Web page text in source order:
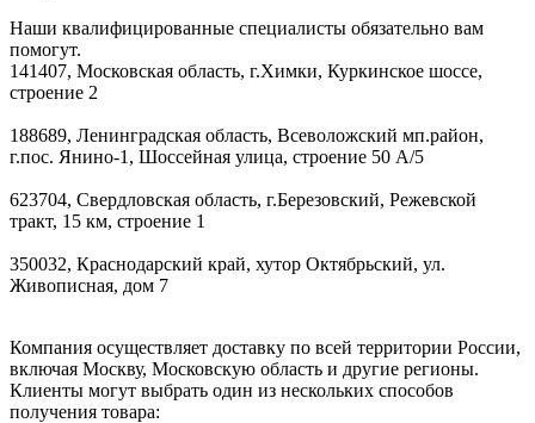
Наши квалифицированные специалисты обязательно вам
помогут.
141407, Московская область, г.Химки, Куркинское шоссе,
строение 2
188689, Ленинградская область, Всеволожский мп.район,
г.пос. Янино-1, Шоссейная улица, строение 50 А/5
623704, Свердловская область, г.Березовский, Режевской
тракт, 15 км, строение 1
350032, Краснодарский край, хутор Октябрьский, ул.
Живописная, дом 7
Компания осуществляет доставку по всей территории России,
включая Москву, Московскую область и другие регионы.
Клиенты могут выбрать один из нескольких способов
получения товара: